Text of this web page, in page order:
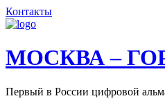
Контакты
МОСКВА –
Первый в России цифровой